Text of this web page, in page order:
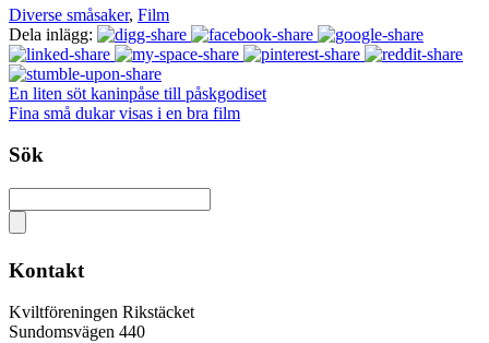
Diverse småsaker, Film
Dela inlägg:
En liten söt kaninpåse till påskgodiset
Fina små dukar visas i en bra film
Sök
Kontakt
Kviltföreningen Rikstäcket
Sundomsvägen 440